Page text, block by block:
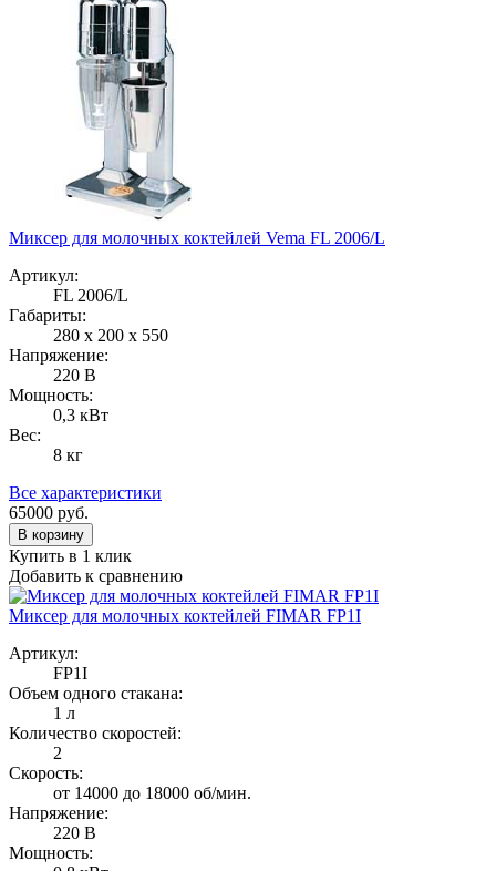
Миксер для молочных коктейлей Vema FL 2006/L
Артикул:
FL 2006/L
Габариты:
280 x 200 x 550
Напряжение:
220 В
Мощность:
0,3 кВт
Вес:
8 кг
Все характеристики
65000 руб.
В корзину
Купить в 1 клик
Добавить к сравнению
Миксер для молочных коктейлей FIMAR FP1I
Артикул:
FP1I
Объем одного стакана:
1 л
Количество скоростей:
2
Скорость:
от 14000 до 18000 об/мин.
Напряжение:
220 В
Мощность: